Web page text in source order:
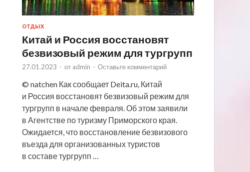
ОТДЫХ
Китай и Россия восстановят
безвизовый режим для тургрупп
27.01.2023 - от admin - Оставьте комментарий
© natchen Как сообщает Deita.ru, Китай
и Россия восстановят безвизовый режим для
тургрупп в начале февраля. Об этом заявили
в Агентстве по туризму Приморского края.
Ожидается, что восстановление безвизового
въезда для организованных туристов
в составе тургрупп …